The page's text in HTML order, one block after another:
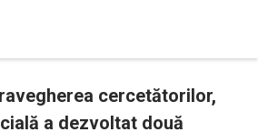
cercetătorilor,
a dezvoltat două